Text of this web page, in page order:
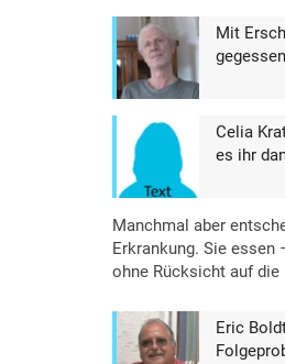
Mit
Celia
es ihr
Manchmal aber
Erkrankung. Sie
ohne Rücksicht auf die
Eric